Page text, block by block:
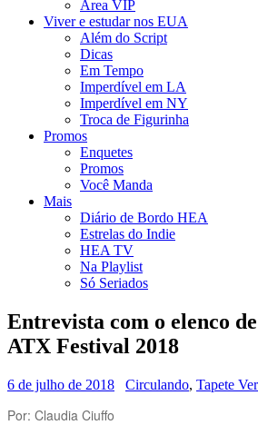
Área VIP
Viver e estudar nos EUA
Além do Script
Dicas
Em Tempo
Imperdível em LA
Imperdível em NY
Troca de Figurinha
Promos
Enquetes
Promos
Você Manda
Mais
Diário de Bordo HEA
Estrelas do Indie
HEA TV
Na Playlist
Só Seriados
Entrevista com o elenco
ATX Festival 2018
6 de julho de 2018 Circulando, Tapete
Por: Claudia Ciuffo